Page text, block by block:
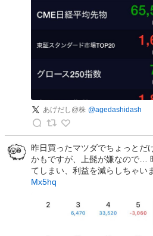
稿
あ
げ
だ
あげだし@株 @agedashidash
昨日買ったマツダでちょっとだ
かもですが、上髭が嫌なので…
てしまい、利益を減らしちゃい
Mx5hq